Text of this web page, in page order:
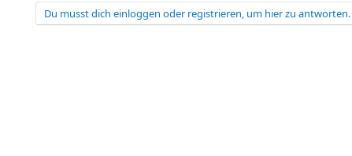
Du musst dich einloggen oder registrieren, um hier zu antworten.